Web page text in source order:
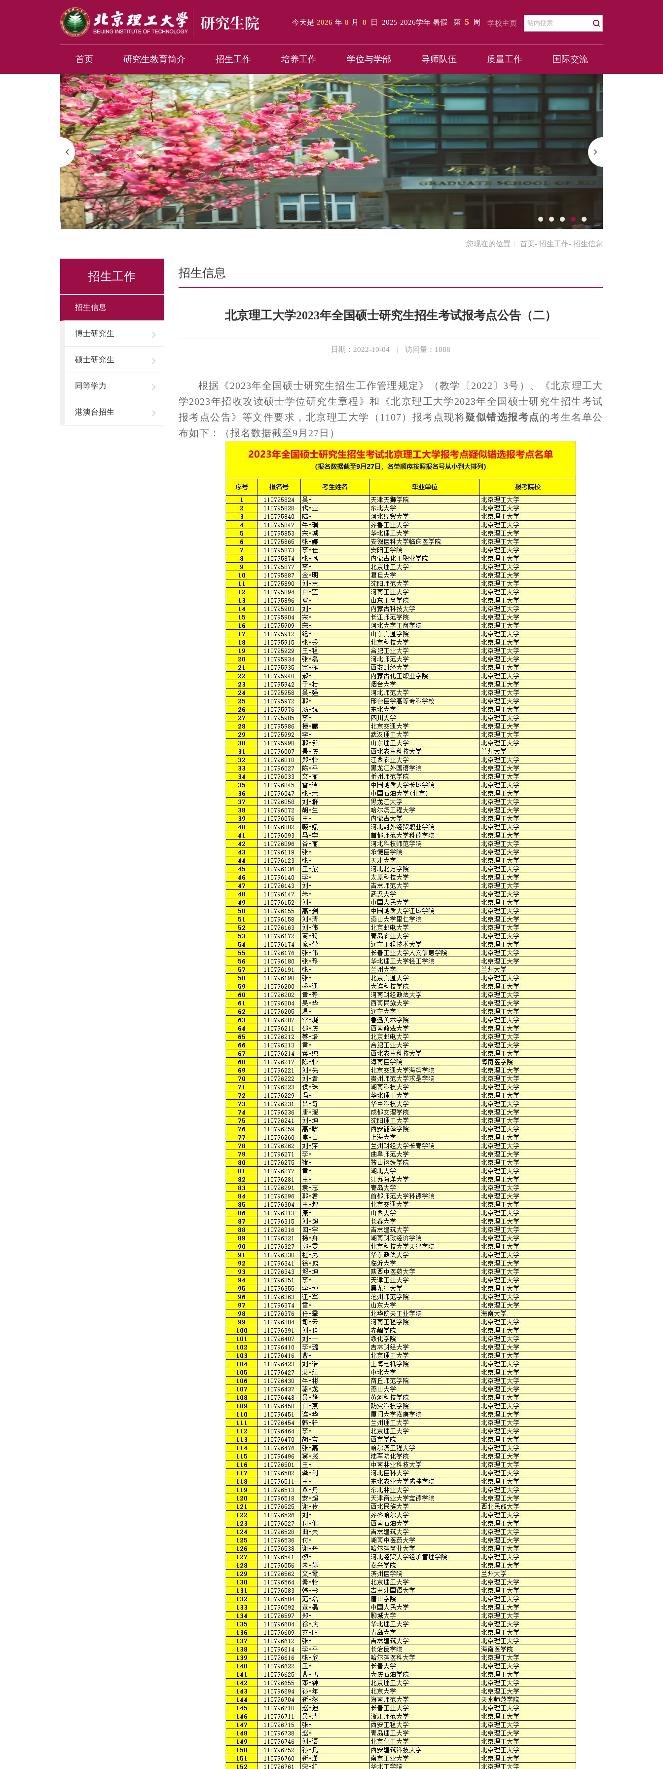
今天是 2026 年 8 月 8 日 2025-2026学年 暑假 第 5 周 学校主页
首页 研究生教育简介 招生工作 培养工作 学位与学部 导师队伍 质量工作 国际交流
您现在的位置： 首页- 招生工作- 招生信息
招生工作
招生信息
博士研究生
硕士研究生
同等学力
港澳台招生
招生信息
北京理工大学2023年全国硕士研究生招生考试报考点公告（二）
日期：2022-10-04 | 访问量： 1088
根据《2023年全国硕士研究生招生工作管理规定》（教学〔2022 〕 3号）、《北京理工大
学2023年招收攻读硕士学位研究生章程》和《北京理工大学2023年全国硕士研究生招生考试
报考点公告》等文件要求， 北京理工大学（1107）报考点现将疑似错选报考点的考生名单公
布如下：（报名数据截至9 月 27 日）